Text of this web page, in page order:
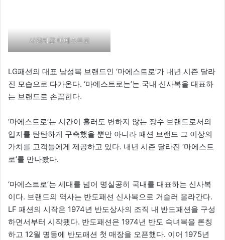
사진제공 마에스트로
LG패션의 대표 남성복 브랜드인 ‘마에스트로’가 내년 시즌 달라
진 모습으로 다가온다. ‘마에스트로는’는 국내 신사복을 대표하
는 브랜드로 손꼽힌다.
‘마에스트로’는 시간이 흘러도 변하지 않는 장수 브랜드로서의
입지를 탄탄하게 구축했을 뿐만 아니라 패션 브랜드 그 이상의
가치를 고객들에게 제공하고 있다. 내년 시즌 달라진 ‘마에스트
로’를 만나봤다.
‘마에스트로’는 세대를 넘어 명실공히 국내를 대표하는 신사복
이다. 브랜드의 역사는 반도패션 신사복으로 거슬러 올라간다.
LF 패션의 시작은 1974년 반도상사의 조직 내 반도패션을 구성
하면서부터 시작됐다. 반도패션은 1974년 반도 숙녀복을 론칭
하고 12월 명동에 반도패션 첫 매장을 오픈했다. 이어 1975년